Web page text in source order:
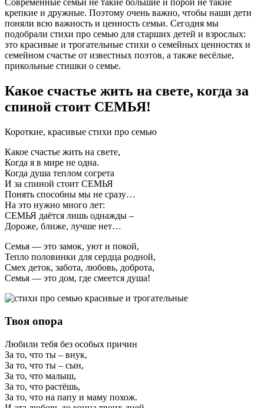
Современные семьи не такие большие и порой не такие
крепкие и дружные. Поэтому очень важно, чтобы наши дети
поняли всю важность и ценность семьи. Сегодня мы
подобрали стихи про семью для старших детей и взрослых:
это красивые и трогательные стихи о семейных ценностях и
семейном счастье от известных поэтов, а также весёлые,
прикольные стишки о семье.
Какое счастье жить на свете, когда за
спиной стоит СЕМЬЯ!
Короткие, красивые стихи про семью
Какое счастье жить на свете,
Когда я в мире не одна.
Когда душа теплом согрета
И за спиной стоит СЕМЬЯ
Понять способны мы не сразу…
На это нужно много лет:
СЕМЬЯ даётся лишь однажды –
Дороже, ближе, лучше нет…
Семья — это замок, уют и покой,
Тепло половинки для сердца родной,
Смех деток, забота, любовь, доброта,
Семья — это дом, где смеется душа!
Твоя опора
Любили тебя без особых причин
За то, что ты – внук,
За то, что ты – сын,
За то, что малыш,
За то, что растёшь,
За то, что на папу и маму похож.